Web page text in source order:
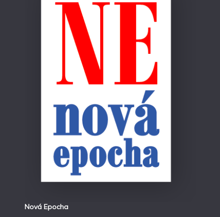
Nová Epocha